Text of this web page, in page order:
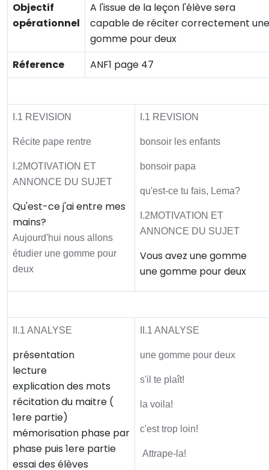
Objectif
opérationnel
A l'issue de la leçon l'élève sera
capable de réciter correctement une
gomme pour deux
Réference
ANF1 page 47
I.1 REVISION
Récite pape rentre
I.2MOTIVATION ET
ANNONCE DU SUJET
Qu'est-ce j'ai entre mes
mains?
Aujourd'hui nous allons
étudier une gomme pour
deux
I.1 REVISION
bonsoir les enfants
bonsoir papa
qu'est-ce tu fais, Lema?
I.2MOTIVATION ET
ANNONCE DU SUJET
Vous avez une gomme
une gomme pour deux
II.1 ANALYSE
présentation
lecture
explication des mots
récitation du maitre (
1ere partie)
mémorisation phase par
phase puis 1ere partie
essai des élèves
II.1 ANALYSE
une gomme pour deux
s'il te plaît!
la voila!
c'est trop loin!
Attrape-la!